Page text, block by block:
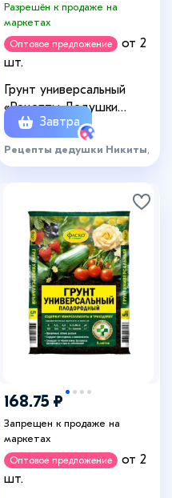
Разрешён к продаже на
маркетах
Оптовое предложение
от 2
шт.
Грунт универсальный
«Рецепты Дедушки
Никиты» 5 л.
Завтра
Рецепты дедушки Никиты
артикул: 6336287
168.75 ₽
Запрещен к продаже на
маркетах
Оптовое предложение
от 2
шт.